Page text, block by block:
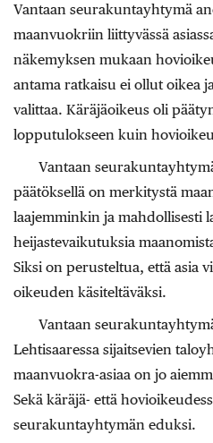
Vantaan seurakuntayhtymä
maanvuokriin liittyvässä
näkemyksen mukaan
antama ratkaisu ei ollut oikea
valittaa. Käräjäoikeus oli
lopputulokseen kuin
Vantaan
päätöksellä on merkitystä
laajemminkin ja mahdollisesti
heijastevaikutuksia
Siksi on perusteltua, että asia
oikeuden käsiteltäväksi.
Vantaan
Lehtisaaressa sijaitsevien
maanvuokra-asiaa on jo
Sekä käräjä- että
seurakuntayhtymän eduksi.